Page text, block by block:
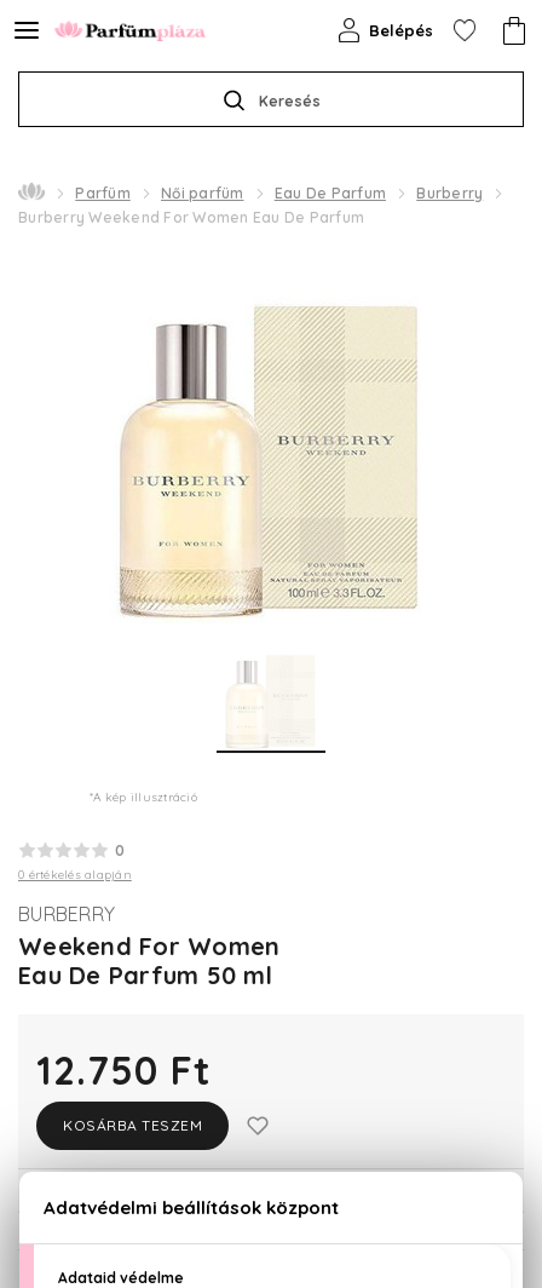
Keresés
Belépés
Parfüm Női parfüm Eau De Parfum
Burberry
Burberry Weekend For Women Eau De Parfum
*A kép illusztráció
0
0 értékelés alapján
BURBERRY
Weekend For Women
Eau De Parfum 50 ml
12.750 Ft
KOSÁRBA TESZEM
KISZERELÉS KIVÁLASZTÁSA